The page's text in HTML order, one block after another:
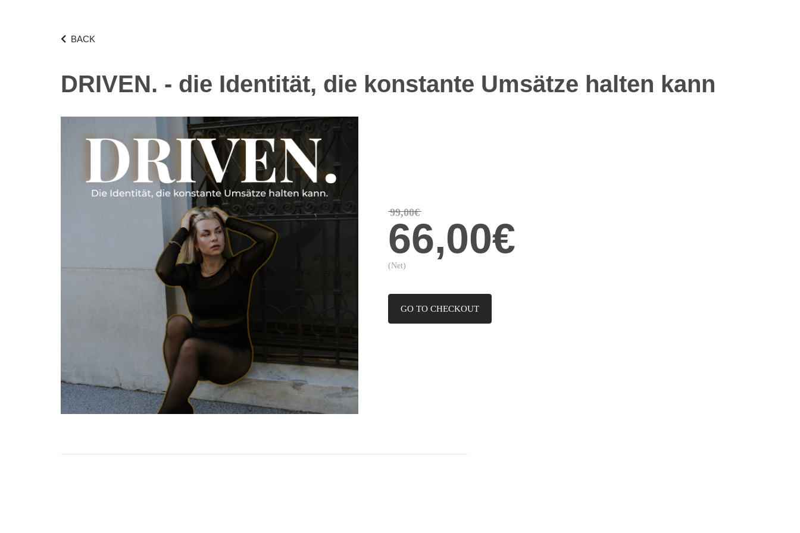
BACK
DRIVEN. - die Identität, die konstante Umsätze halten kann
99,00€
66,00€
(Net)
GO TO CHECKOUT